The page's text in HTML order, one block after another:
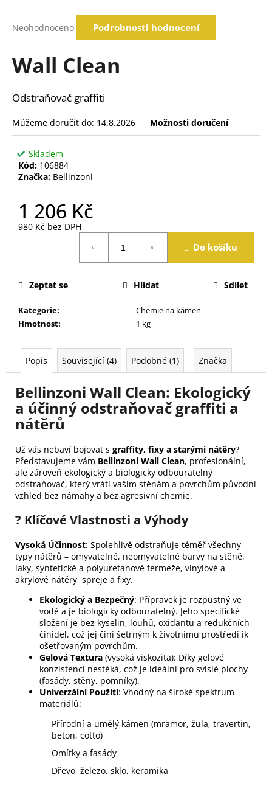
hodnocení
0,0
hvězdiček.
Neohodnoceno Podrobnosti hodnocení
Wall Clean
Odstraňovač graffiti
Můžeme doručit do: 14.8.2026 Možnosti doručení
Skladem
Kód: 106884
Značka: Bellinzoni
1 206 Kč
980 Kč bez DPH
Do košíku
Kategorie:
Chemie na kámen
Hmotnost: 1 kg
Zeptat se Hlídat Sdílet
Popis Související (4) Podobné (1) Značka
Bellinzoni Wall Clean: Ekologický
a účinný odstraňovač graffiti a
nátěrů
Už vás nebaví bojovat s graffity, fixy a starými nátěry?
Představujeme vám Bellinzoni Wall Clean, profesionální,
ale zároveň ekologický a biologicky odbouratelný
odstraňovač, který vrátí vašim stěnám a povrchům původní
vzhled bez námahy a bez agresivní chemie.
? Klíčové Vlastnosti a Výhody
Vysoká Účinnost: Spolehlivě odstraňuje téměř všechny
typy nátěrů – omyvatelné, neomyvatelné barvy na stěně,
laky, syntetické a polyuretanové fermeže, vinylové a
akrylové nátěry, spreje a fixy.
Ekologický a Bezpečný: Přípravek je rozpustný ve
vodě a je biologicky odbouratelný. Jeho specifické
složení je bez kyselin, louhů, oxidantů a redukčních
činidel, což jej činí šetrným k životnímu prostředí ik
ošetřovaným povrchům.
Gelová Textura (vysoká viskozita): Díky gelové
konzistenci nestéká, což je ideální pro svislé plochy
(fasády, stěny, pomníky).
Univerzální Použití: Vhodný na široké spektrum
materiálů:
Přírodní a umělý kámen (mramor, žula, travertin,
beton, cotto)
Omítky a fasády
Dřevo, železo, sklo, keramika
j
t
?
Hledat
D
o
p
u
e
m
e